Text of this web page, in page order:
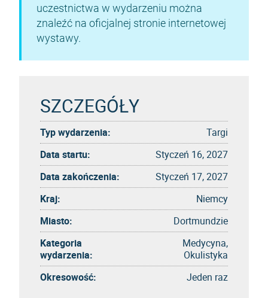
uczestnictwa w wydarzeniu można
znaleźć na oficjalnej stronie internetowej
wystawy.
SZCZEGÓŁY
Typ wydarzenia:
Targi
Data startu:
Styczeń 16, 2027
Data zakończenia:
Styczeń 17, 2027
Kraj:
Niemcy
Miasto:
Dortmundzie
Kategoria
wydarzenia:
Medycyna,
Okulistyka
Okresowość:
Jeden raz